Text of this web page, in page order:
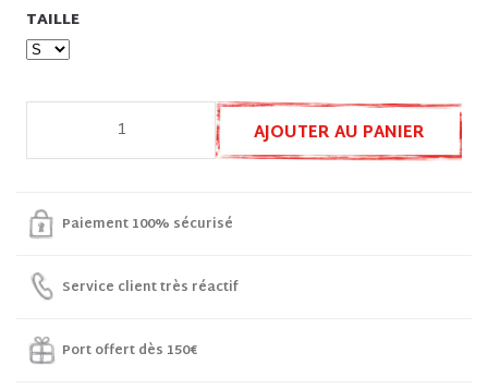
TAILLE
AJOUTER AU PANIER
Paiement 100% sécurisé
Service client très réactif
Port offert dès 150€